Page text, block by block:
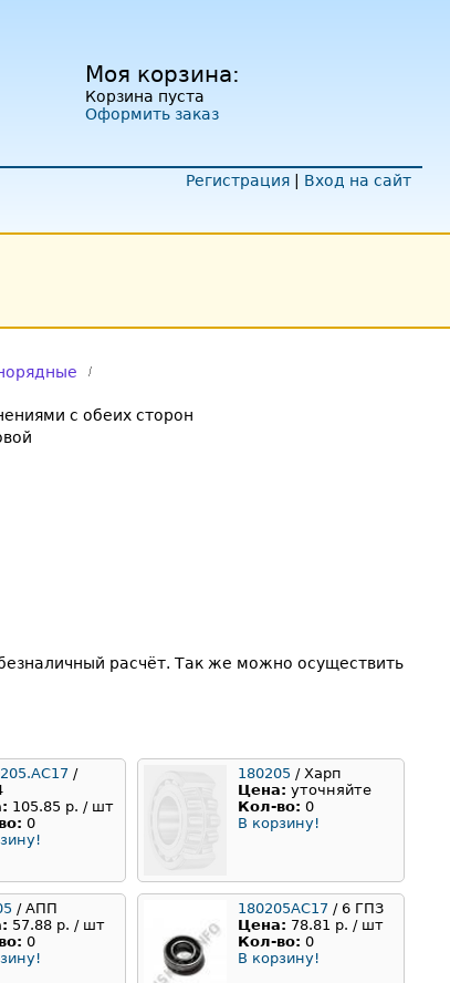
Моя корзина:
Корзина пуста
Оформить заказ
Регистрация
Вход на сайт
с обеих сторон
расчёт. Так же можно осуществить
/
105.85 р. / шт
0
180205 / Харп
Цена: уточняйте
Кол-во: 0
В корзину!
/ АПП
57.88 р. / шт
0
180205АС17 / 6 ГПЗ
Цена: 78.81 р. / шт
Кол-во: 0
В корзину!